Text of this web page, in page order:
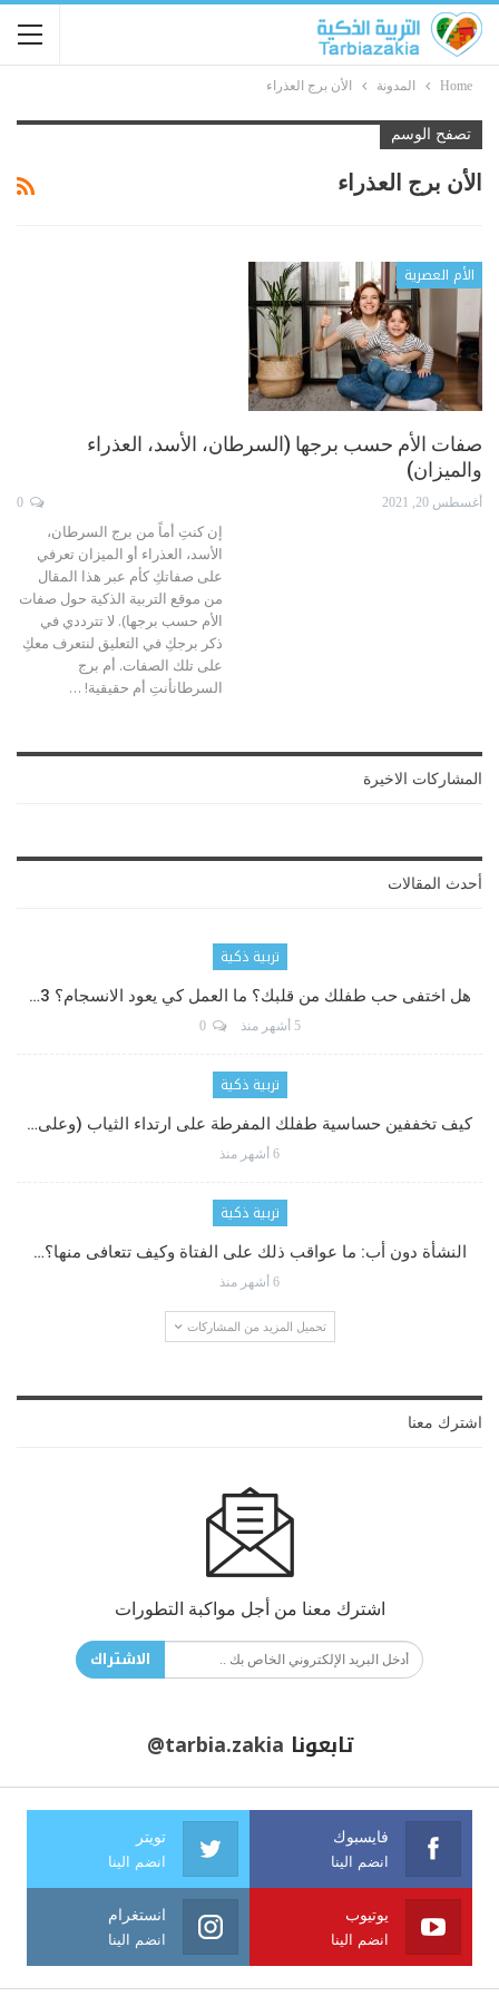
Home المدونة الأن برج العذراء
تصفح الوسم
الأن برج العذراء
الأم العصرية
صفات الأم حسب برجها (السرطان، الأسد، العذراء
والميزان)
أغسطس 20, 2021
إن كنتِ أماً من برج السرطان،
الأسد، العذراء أو الميزان تعرفي
على صفاتكِ كأم عبر هذا المقال
من موقع التربية الذكية حول صفات
الأم حسب برجها). لا تترددي في
ذكر برجكِ في التعليق لنتعرف معكِ
على تلك الصفات. أم برج
السرطانأنتِ أم حقيقية! …
المشاركات الاخيرة
أحدث المقالات
تربية ذكية
هل اختفى حب طفلك من قلبك؟ ما العمل كي يعود الانسجام؟ 3…
5 أشهر منذ 0
تربية ذكية
كيف تخففين حساسية طفلك المفرطة على ارتداء الثياب (وعلى…
6 أشهر منذ
تربية ذكية
النشأة دون أب: ما عواقب ذلك على الفتاة وكيف تتعافى منها؟…
6 أشهر منذ
تحميل المزيد من المشاركات
اشترك معنا
اشترك معنا من أجل مواكبة التطورات
الاشتراك
تابعونا @tarbia.zakia
فايسبوك
انضم الينا
تويتر
انضم الينا
يوتيوب
انضم الينا
انستغرام
انضم الينا